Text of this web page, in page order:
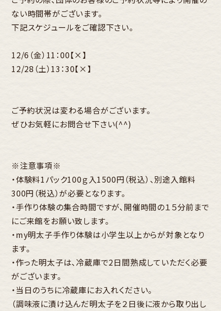
ない時間帯がございます。
下記スケジュールをご確認下さい。
12/6（金）11：00【×】
12/28（土）13：30【×】
ご予約状況は変わる場合がございます。
ぜひお気軽にお問合せ下さい(^^)
※注意事項※
・体験料1パック100ｇ入1500円（税込）、別途入館料
300円（税込）が必要となります。
・手作り体験の集合時間ですが、開催時間の１５分前まで
にご来館をお願い致します。
・my明太子手作り体験は小学生以上からが対象となり
ます。
・作った明太子は、冷蔵庫で2日間熟成していただく必要
がございます。
・当日のうちに冷蔵庫にお入れください。
（調味液に漬け込んだ明太子を２日後に液から取り出し